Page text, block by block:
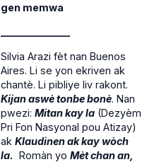
gen memwa
Silvia Arazi fèt nan Buenos
Aires. Li se yon ekriven ak
chantè. Li pibliye liv rakont.
Kijan aswè tonbe bonè. Nan
pwezi: Mitan kay la (Dezyèm
Pri Fon Nasyonal pou Atizay)
ak Klaudinen ak kay wòch
la. Romàn yo Mèt chan an,